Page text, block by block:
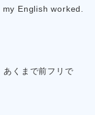
English worked.
あくまで前フリで